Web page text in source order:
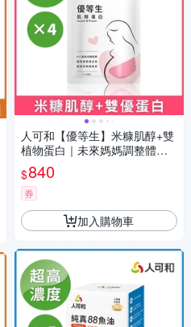
人可和【優等生】米糠肌醇+雙
植物蛋白｜未來媽媽調整體質
順利達陣｜育兒家庭計畫好孕
首選葉酸絕配｜永豐集團
$840
券
加入購物車